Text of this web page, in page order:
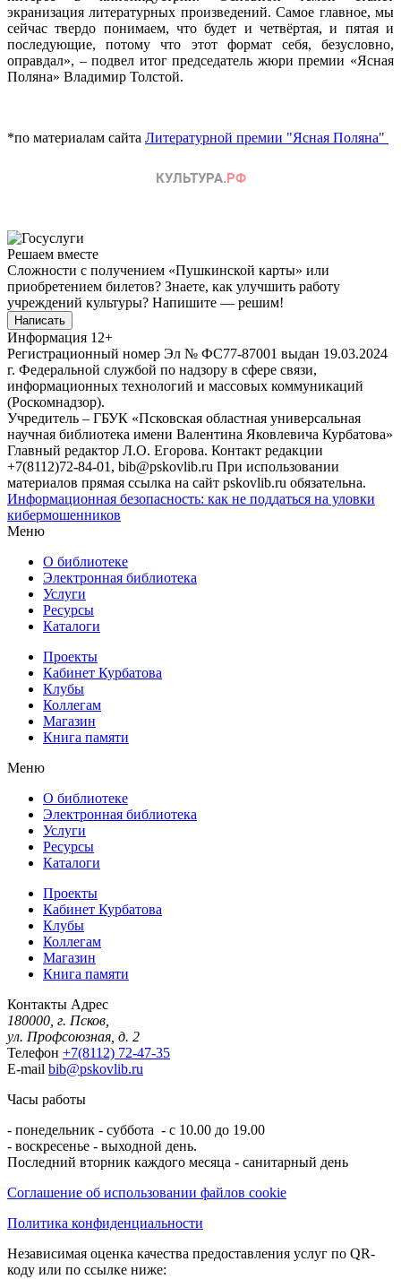
экранизация литературных произведений. Самое главное, мы
сейчас твердо понимаем, что будет и четвёртая, и пятая и
последующие, потому что этот формат себя, безусловно,
оправдал», – подвел итог председатель жюри премии «Ясная
Поляна» Владимир Толстой.
*по материалам сайта Литературной премии "Ясная Поляна"
Решаем вместе
Сложности с получением «Пушкинской карты» или
приобретением билетов? Знаете, как улучшить работу
учреждений культуры? Напишите — решим!
Написать
Информация 12+
Регистрационный номер Эл № ФС77-87001 выдан 19.03.2024
г. Федеральной службой по надзору в сфере связи,
информационных технологий и массовых коммуникаций
(Роскомнадзор).
Учредитель – ГБУК «Псковская областная универсальная
научная библиотека имени Валентина Яковлевича Курбатова»
Главный редактор Л.О. Егорова. Контакт редакции
+7(8112)72-84-01, bib@pskovlib.ru При использовании
материалов прямая ссылка на сайт pskovlib.ru обязательна.
Информационная безопасность: как не поддаться на уловки
кибермошенников
Меню
О библиотеке
Электронная библиотека
Услуги
Ресурсы
Каталоги
Проекты
Кабинет Курбатова
Клубы
Коллегам
Магазин
Книга памяти
Меню
О библиотеке
Электронная библиотека
Услуги
Ресурсы
Каталоги
Проекты
Кабинет Курбатова
Клубы
Коллегам
Магазин
Книга памяти
Контакты Адрес
180000, г. Псков,
ул. Профсоюзная, д. 2
Телефон +7(8112) 72-47-35
E-mail bib@pskovlib.ru
Часы работы
- понедельник - суббота - с 10.00 до 19.00
- воскресенье - выходной день.
Последний вторник каждого месяца - санитарный день
Соглашение об использовании файлов cookie
Политика конфиденциальности
Независимая оценка качества предоставления услуг по QR-
коду или по ссылке ниже: